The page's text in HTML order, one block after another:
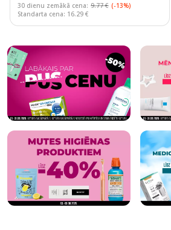
30 dienu zemākā cena: 9.77 € (-13%)
Standarta cena: 16.29 €